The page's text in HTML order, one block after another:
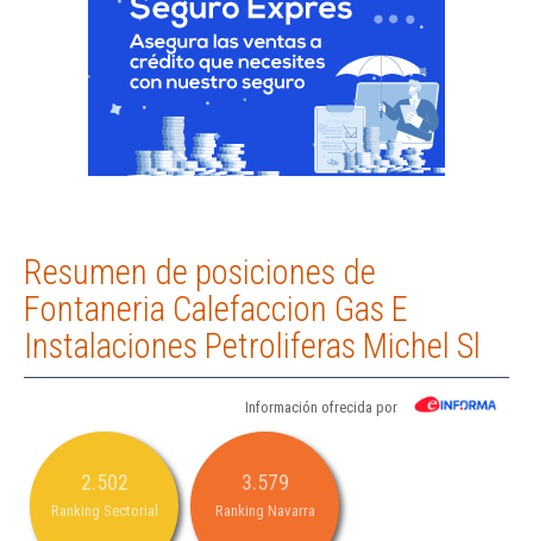
Resumen de posiciones de
Fontaneria Calefaccion Gas E
Instalaciones Petroliferas Michel Sl
Información ofrecida por
2.502
Ranking Sectorial
3.579
Ranking Navarra